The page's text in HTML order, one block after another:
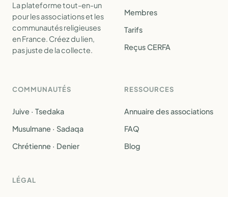
La plateforme tout-en-un
pour les associations et les
communautés religieuses
en France. Créez du lien,
pas juste de la collecte.
Membres
Tarifs
Reçus CERFA
COMMUNAUTÉS
Juive · Tsedaka
Musulmane · Sadaqa
Chrétienne · Denier
RESSOURCES
Annuaire des associations
FAQ
Blog
LÉGAL